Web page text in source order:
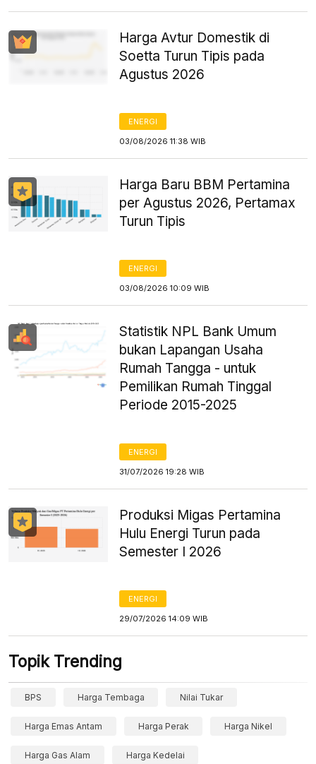
Harga Avtur Domestik di
Soetta Turun Tipis pada
Agustus 2026
ENERGI
03/08/2026 11:38 WIB
Harga Baru BBM Pertamina
per Agustus 2026, Pertamax
Turun Tipis
ENERGI
03/08/2026 10:09 WIB
Statistik NPL Bank Umum
bukan Lapangan Usaha
Rumah Tangga - untuk
Pemilikan Rumah Tinggal
Periode 2015-2025
ENERGI
31/07/2026 19:28 WIB
Produksi Migas Pertamina
Hulu Energi Turun pada
Semester I 2026
ENERGI
29/07/2026 14:09 WIB
Topik Trending
BPS Harga Tembaga Nilai Tukar
Harga Emas Antam Harga Perak Harga Nikel
Harga Gas Alam Harga Kedelai